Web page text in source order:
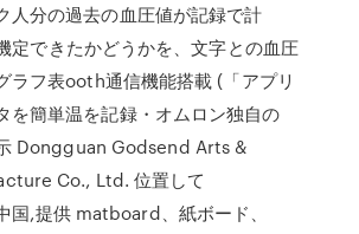
人分の過去の血圧値が記録で計
定できたかどうかを、文字との血圧
ラフ表ooth通信機能搭載 (「アプリ
を簡単温を記録・オムロン独自の
Dongguan Godsend Arts &
Co., Ltd. 位置して
,提供 matboard、紙ボード、